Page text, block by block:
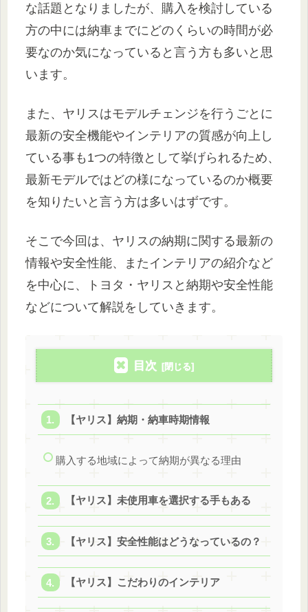
な話題となりましたが、購入を検討している
方の中には納車までにどのくらいの時間が必
要なのか気になっていると言う方も多いと思
います。
また、ヤリスはモデルチェンジを行うごとに
最新の安全機能やインテリアの質感が向上し
ている事も1つの特徴として挙げられるため、
最新モデルではどの様になっているのか概要
を知りたいと言う方は多いはずです。
そこで今回は、ヤリスの納期に関する最新の
情報や安全性能、またインテリアの紹介など
を中心に、トヨタ・ヤリスと納期や安全性能
などについて解説をしていきます。
目次
【ヤリス】納期・納車時期情報
購入する地域によって納期が異なる理由
【ヤリス】未使用車を選択する手もある
【ヤリス】安全性能はどうなっているの？
【ヤリス】こだわりのインテリア